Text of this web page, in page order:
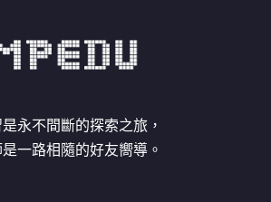
永不間斷的探索之旅，
一路相隨的好友嚮導。